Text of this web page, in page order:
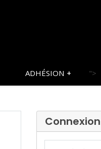
ADHÉSION ">
Connexion